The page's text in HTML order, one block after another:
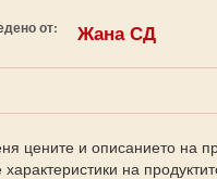
от: Жана СД
цените и описанието на
на